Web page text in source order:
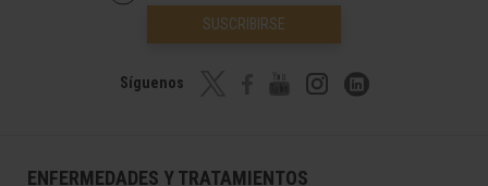
SUSCRIBIRSE
Síguenos
ENFERMEDADES Y TRATAMIENTOS